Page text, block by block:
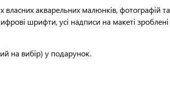
акварельних малюнків, фотографій та
шрифти, усі надписи на макеті зроблені
на вибір) у подарунок.